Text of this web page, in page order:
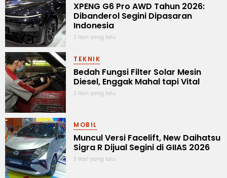
XPENG G6 Pro AWD Tahun 2026:
Dibanderol Segini Dipasaran
Indonesia
3 Hari yang lalu
TEKNIK
Bedah Fungsi Filter Solar Mesin
Diesel, Enggak Mahal tapi Vital
3 Hari yang lalu
MOBIL
Muncul Versi Facelift, New Daihatsu
Sigra R Dijual Segini di GIIAS 2026
3 Hari yang lalu